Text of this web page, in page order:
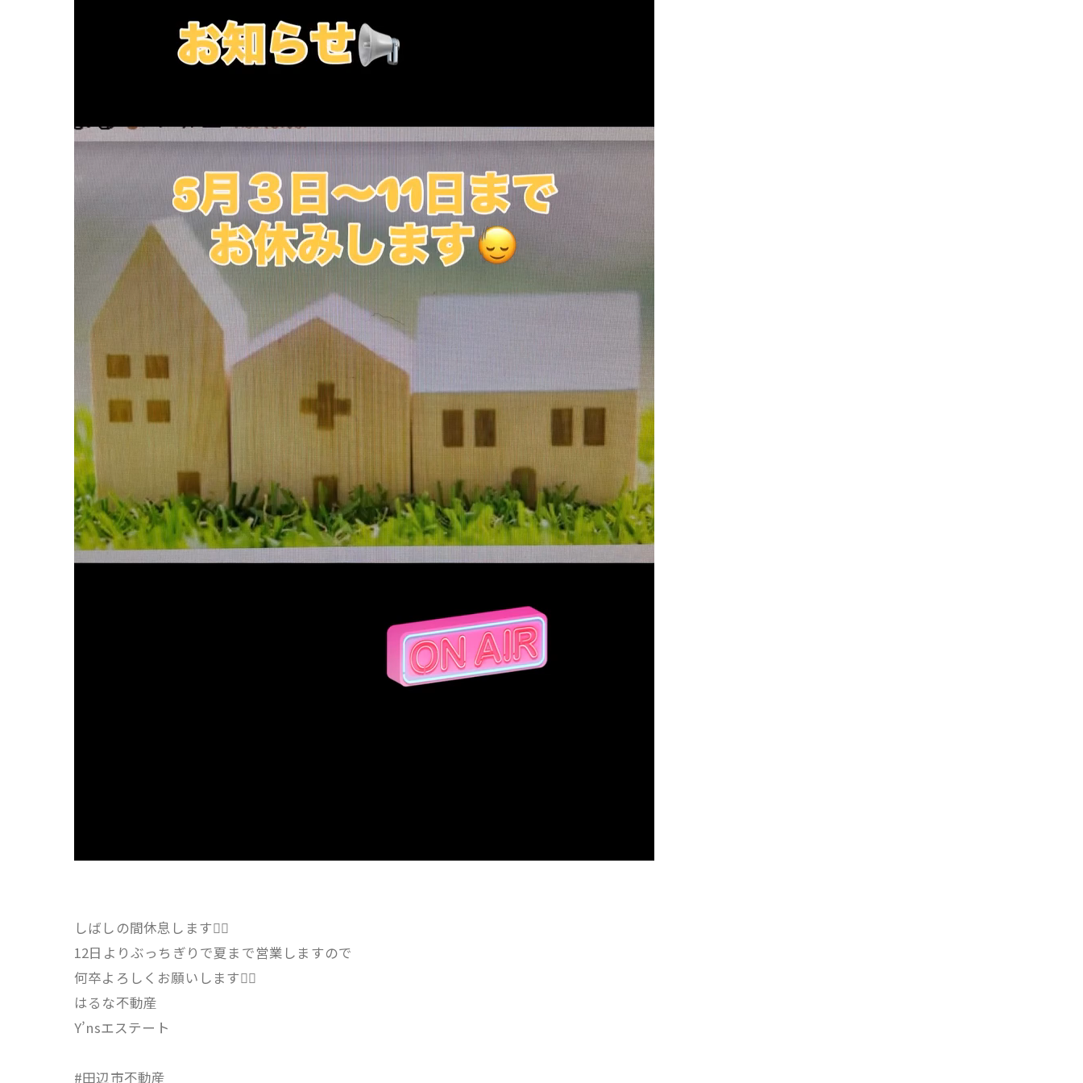
しばしの間休息します🙂‍↕️
12日よりぶっちぎりで夏まで営業しますので
何卒よろしくお願いします🙂‍↕️
はるな不動産
Y’nsエステート
#田辺市不動産